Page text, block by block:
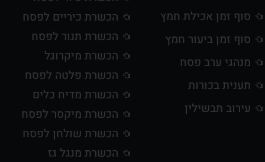
סוף זמן אכילת חמץ
סוף זמן ביעור חמץ
מנהגי ערב פסח
תענית בכורות
עירוב תבשילין
הכשרת כיריים לפסח
הכשרת תנור לפסח
הכשרת מיקרוגל
הכשרת פלטה לפסח
הכשרת מדיח כלים
הכשרת מיקסר לפסח
הכשרת שולחן לפסח
הכשרת מנגל גז